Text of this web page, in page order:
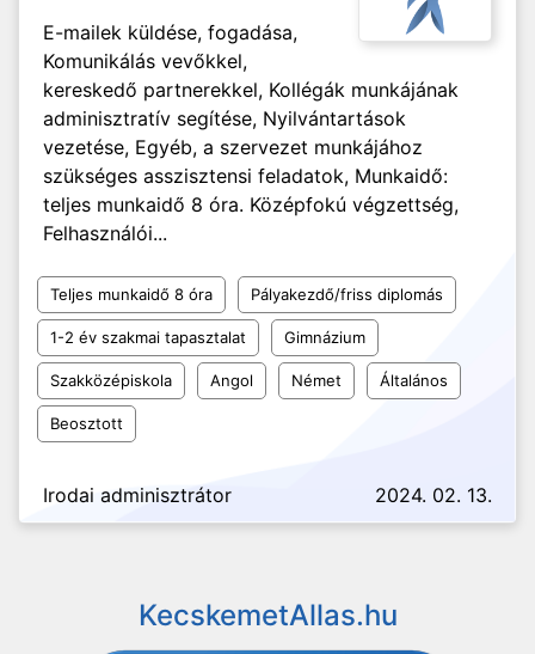
E-mailek küldése, fogadása,
Komunikálás vevőkkel,
kereskedő partnerekkel, Kollégák munkájának
adminisztratív segítése, Nyilvántartások
vezetése, Egyéb, a szervezet munkájához
szükséges asszisztensi feladatok, Munkaidő:
teljes munkaidő 8 óra. Középfokú végzettség,
Felhasználói...
Teljes munkaidő 8 óra Pályakezdő/friss diplomás
1-2 év szakmai tapasztalat Gimnázium
Szakközépiskola Angol Német Általános
Beosztott
Irodai adminisztrátor 2024. 02. 13.
KecskemetAllas.hu